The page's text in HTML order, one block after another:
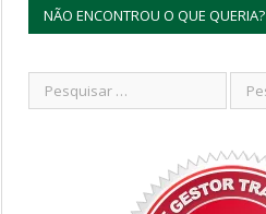
NÃO ENCONTROU O QUE QUERIA?